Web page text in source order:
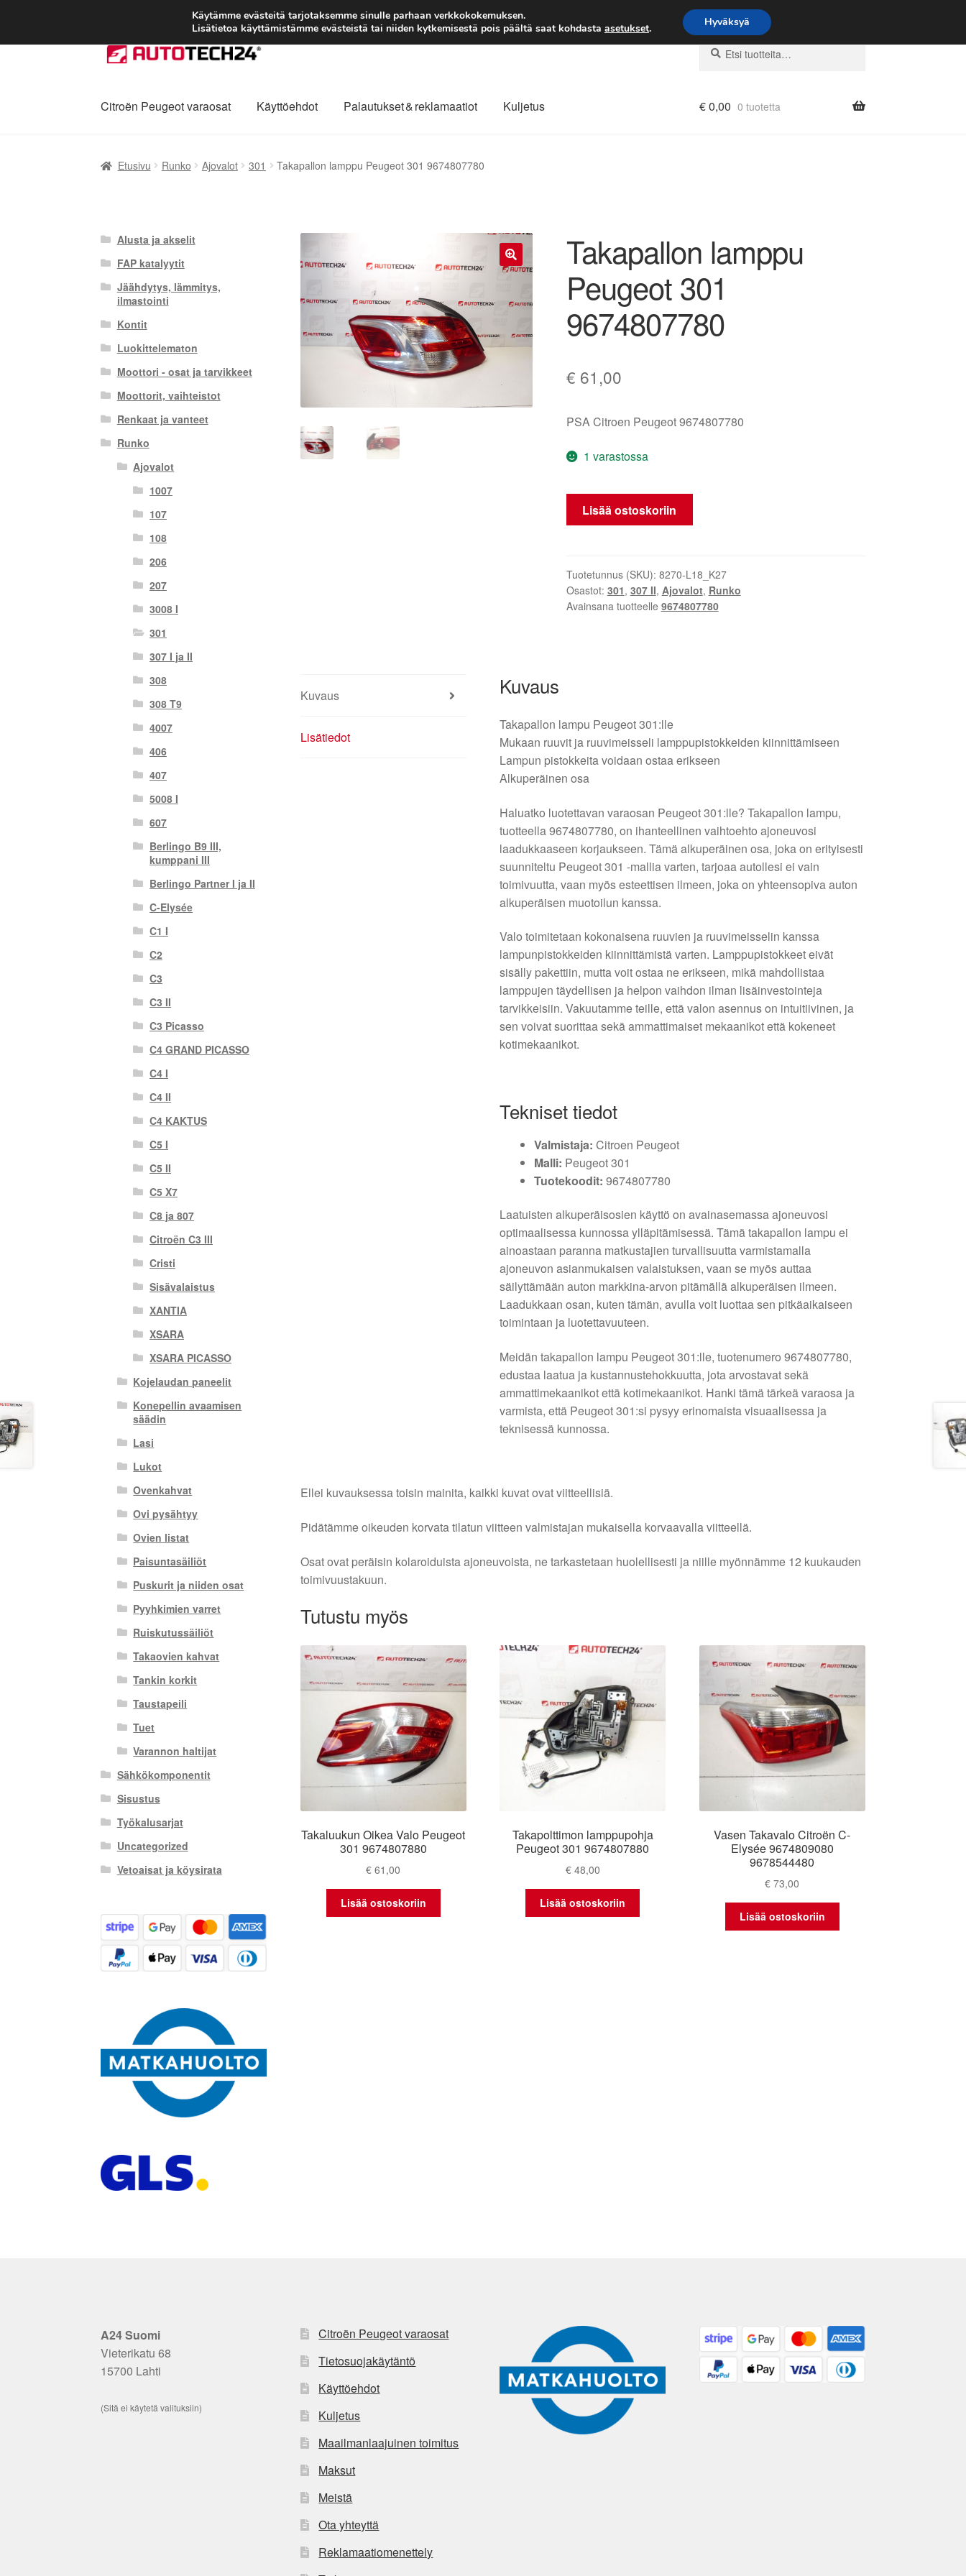
TOIMITUS alkaen 7 EUR
Siirry
navigointiin
Siirry
sisältöön
Etsi:
Haku
Citroën Peugeot varaosat Käyttöehdot Palautukset & reklamaatiot Kuljetus €0,00 0 tuotetta
Etusivu Runko Ajovalot 301 Takapallon lamppu Peugeot 301 9674807780
🔍
Takapallon lamppu
Peugeot 301
9674807780
€ 61,00
PSA Citroen Peugeot 9674807780
1 varastossa
Takapallon
lamppu
9674807780
määrä
Lisää ostoskoriin
Tuotetunnus (SKU): 8270-L18_K27
Osastot: 301, 307 II, Ajovalot, Runko
Avainsana tuotteelle 9674807780
Kuvaus
Lisätiedot
Kuvaus
Takapallon lampu Peugeot 301:lle
Mukaan ruuvit ja ruuvimeisseli lamppupistokkeiden kiinnittämiseen
Lampun pistokkeita voidaan ostaa erikseen
Alkuperäinen osa
Haluatko luotettavan varaosan Peugeot 301:lle? Takapallon lampu,
tuotteella 9674807780, on ihanteellinen vaihtoehto ajoneuvosi
laadukkaaseen korjaukseen. Tämä alkuperäinen osa, joka on erityisesti
suunniteltu Peugeot 301 -mallia varten, tarjoaa autollesi ei vain
toimivuutta, vaan myös esteettisen ilmeen, joka on yhteensopiva auton
alkuperäisen muotoilun kanssa.
Valo toimitetaan kokonaisena ruuvien ja ruuvimeisselin kanssa
lampunpistokkeiden kiinnittämistä varten. Lamppupistokkeet eivät
sisälly pakettiin, mutta voit ostaa ne erikseen, mikä mahdollistaa
lamppujen täydellisen ja helpon vaihdon ilman lisäinvestointeja
tarvikkeisiin. Vakuutamme teille, että valon asennus on intuitiivinen, ja
sen voivat suorittaa sekä ammattimaiset mekaanikot että kokeneet
kotimekaanikot.
Tekniset tiedot
Valmistaja: Citroen Peugeot
Malli: Peugeot 301
Tuotekoodit: 9674807780
Laatuisten alkuperäisosien käyttö on avainasemassa ajoneuvosi
optimaalisessa kunnossa ylläpitämisessä. Tämä takapallon lampu ei
ainoastaan paranna matkustajien turvallisuutta varmistamalla
ajoneuvon asianmukaisen valaistuksen, vaan se myös auttaa
säilyttämään auton markkina-arvon pitämällä alkuperäisen ilmeen.
Laadukkaan osan, kuten tämän, avulla voit luottaa sen pitkäaikaiseen
toimintaan ja luotettavuuteen.
Meidän takapallon lampu Peugeot 301:lle, tuotenumero 9674807780,
edustaa laatua ja kustannustehokkuutta, jota arvostavat sekä
ammattimekaanikot että kotimekaanikot. Hanki tämä tärkeä varaosa ja
varmista, että Peugeot 301:si pysyy erinomaista visuaalisessa ja
teknisessä kunnossa.
Ellei kuvauksessa toisin mainita, kaikki kuvat ovat viitteellisiä.
Pidätämme oikeuden korvata tilatun viitteen valmistajan mukaisella korvaavalla viitteellä.
Osat ovat peräisin kolaroiduista ajoneuvoista, ne tarkastetaan huolellisesti ja niille myönnämme 12 kuukauden
toimivuustakuun.
Tutustu myös
Takaluukun Oikea Valo Peugeot
301 9674807880
€ 61,00
Lisää ostoskoriin
Takapolttimon lamppupohja
Peugeot 301 9674807880
€48,00
Lisää ostoskoriin
Vasen Takavalo Citroën C-
Elysée 9674809080
9678544480
€ 73,00
Lisää ostoskoriin
Alusta ja akselit
FAP katalyytit
Jäähdytys, lämmitys,
ilmastointi
Kontit
Luokittelematon
Moottori - osat ja tarvikkeet
Moottorit, vaihteistot
Renkaat ja vanteet
Runko
Ajovalot
1007
107
108
206
207
3008 I
301
307 I ja II
308
308 T9
4007
406
407
5008 I
607
Berlingo B9 III,
kumppani III
Berlingo Partner I ja II
C-Elysée
C1 I
C2
C3
C3 II
C3 Picasso
C4 GRAND PICASSO
C4 I
C4 II
C4 KAKTUS
C5 I
C5 II
C5 X7
C8 ja 807
Citroën C3 III
Cristi
Sisävalaistus
XANTIA
XSARA
XSARA PICASSO
Kojelaudan paneelit
Konepellin avaamisen
säädin
Lasi
Lukot
Ovenkahvat
Ovi pysähtyy
Ovien listat
Paisuntasäiliöt
Puskurit ja niiden osat
Pyyhkimien varret
Ruiskutussäiliöt
Takaovien kahvat
Tankin korkit
Taustapeili
Tuet
Varannon haltijat
Sähkökomponentit
Sisustus
Työkalusarjat
Uncategorized
Vetoaisat ja köysirata
A24 Suomi
Vieterikatu 68
15700 Lahti
(Sitä ei käytetä valituksiin)
Citroën Peugeot varaosat
Tietosuojakäytäntö
Käyttöehdot
Kuljetus
Maailmanlaajuinen toimitus
Maksut
Meistä
Ota yhteyttä
Reklamaatiomenettely
Käytämme evästeitä tarjotaksemme sinulle parhaan verkkokokemuksen.
Lisätietoa käyttämistämme evästeistä tai niiden kytkemisestä pois päältä saat kohdasta asetukset. Hyväksyä